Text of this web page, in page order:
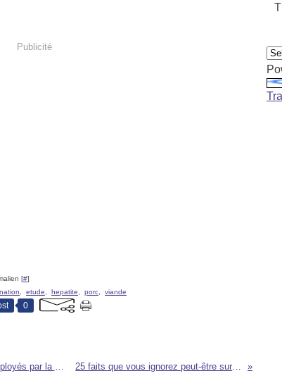
Publicité
[#]
etude hepatite porc viande
0
Ordo ab chaos :Les préparatifs massifs déployés par la FEMA en vue d'une catastrophe nationale. 25 faits que vous ignorez peut-être sur la banque fédérale américaine